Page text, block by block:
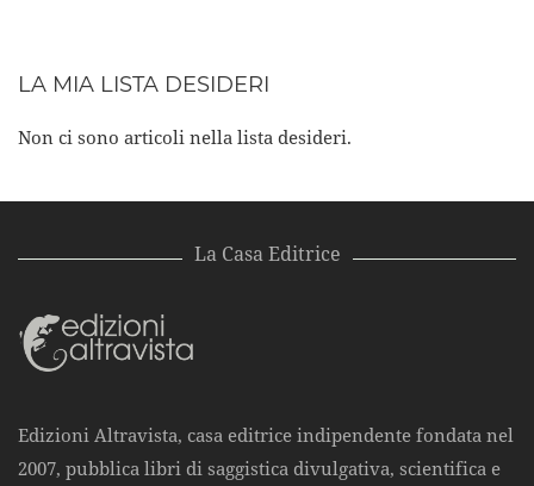
LA MIA LISTA DESIDERI
Non ci sono articoli nella lista desideri.
La Casa Editrice
Edizioni Altravista, casa editrice indipendente fondata nel
2007, pubblica libri di saggistica divulgativa, scientifica e